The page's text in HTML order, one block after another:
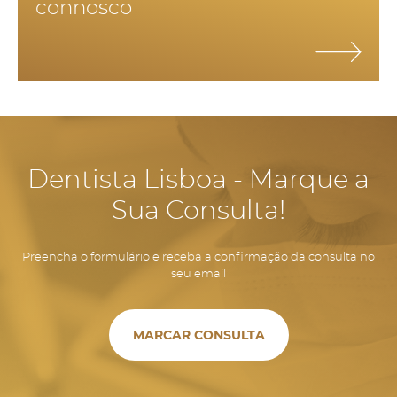
mínimo 2 vezes por dia, fio dentário uma vez por dia e
connosco
Dentista Lisboa - Marque a
Sua Consulta!
Preencha o formulário e receba a confirmação da consulta no
seu email
MARCAR CONSULTA